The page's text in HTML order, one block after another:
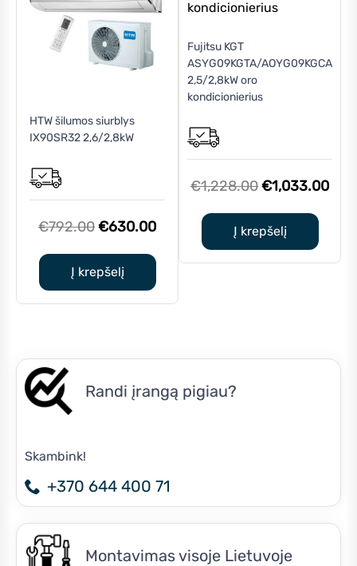
HTW šilumos siurblys
IX90SR32 2,6/2,8kW
€792.00Original
was:
€792.00.
€630.00Current
€630.00.
Į krepšelį
Fujitsu KGT
ASYG09KGTA/AOYG09KGCA
2,5/2,8kW oro
kondicionierius
€1,228.00Original
was:
€1,228.00.
€1,033.00
Į krepšelį
Randi įrangą pigiau?
Skambink!
+370 644 400 71
Montavimas visoje Lietuvoje